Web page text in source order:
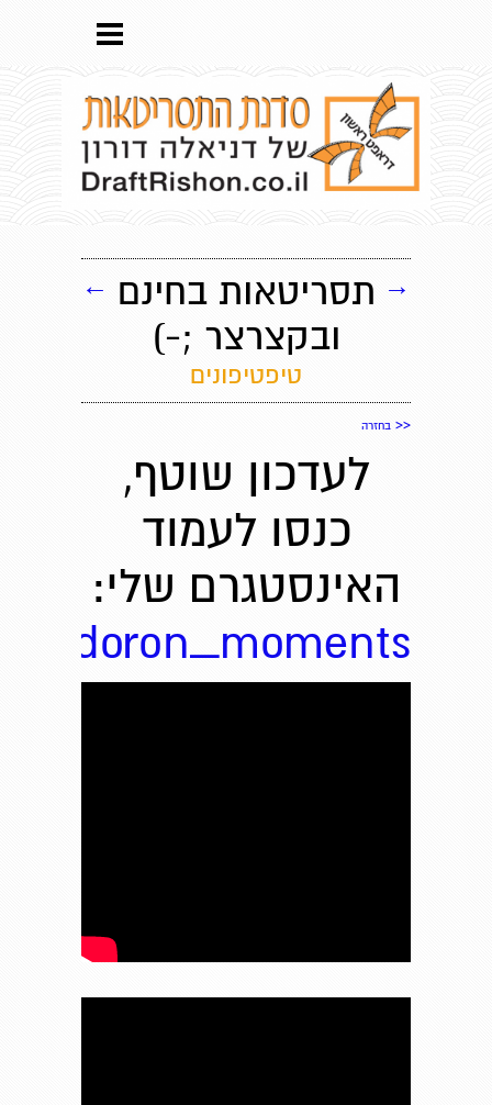
תסריטאות בחינם
ובקצרצר ;-)
טיפטיפונים
← →
<< בחזרה
לעדכון שוטף,
כנסו לעמוד
האינסטגרם שלי: